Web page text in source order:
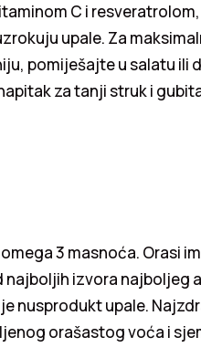
C i
upale. Za
pomiješajte u salatu ili
za tanji struk i
3 masnoća. Orasi
najboljih izvora najboljeg
nusprodukt upale.
orašastog voća i